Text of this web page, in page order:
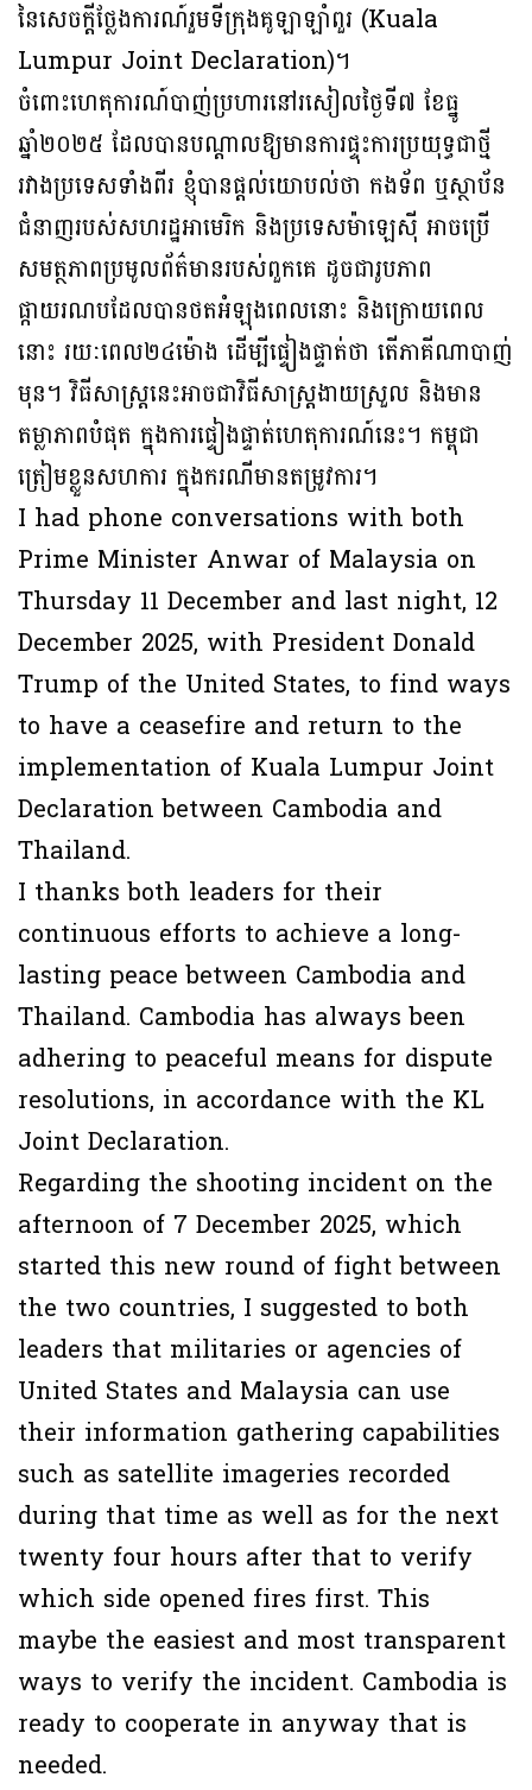
នៃសេចក្ដីថ្លែងការណ៍រួមទីក្រុងគូឡាឡាំពួរ (Kuala
Lumpur Joint Declaration)។
ចំពោះហេតុការណ៍បាញ់ប្រហារនៅរសៀលថ្ងៃទី៧ ខែធ្នូ
ឆ្នាំ២០២៥ ដែលបានបណ្ដាលឱ្យមានការផ្ទុះការប្រយុទ្ធជាថ្មី
រវាងប្រទេសទាំងពីរ ខ្ញុំបានផ្តល់យោបល់ថា កងទ័ព ឬស្ថាប័ន
ជំនាញរបស់សហរដ្ឋអាមេរិក និងប្រទេសម៉ាឡេស៊ី អាចប្រើ
សមត្ថភាពប្រមូលព័ត៌មានរបស់ពួកគេ ដូចជារូបភាព
ផ្កាយរណបដែលបានថតអំឡុងពេលនោះ និងក្រោយពេល
នោះ រយៈពេល២៤ម៉ោង ដើម្បីផ្ទៀងផ្ទាត់ថា តើភាគីណាបាញ់
មុន។ វិធីសាស្រ្តនេះអាចជាវិធីសាស្ត្រងាយស្រួល និងមាន
តម្លាភាពបំផុត ក្នុងការផ្ទៀងផ្ទាត់ហេតុការណ៍នេះ។ កម្ពុជា
ត្រៀមខ្លួនសហការ ក្នុងករណីមានតម្រូវការ។
I had phone conversations with both
Prime Minister Anwar of Malaysia on
Thursday 11 December and last night, 12
December 2025, with President Donald
Trump of the United States, to find ways
to have a ceasefire and return to the
implementation of Kuala Lumpur Joint
Declaration between Cambodia and
Thailand.
I thanks both leaders for their
continuous efforts to achieve a long-
lasting peace between Cambodia and
Thailand. Cambodia has always been
adhering to peaceful means for dispute
resolutions, in accordance with the KL
Joint Declaration.
Regarding the shooting incident on the
afternoon of 7 December 2025, which
started this new round of fight between
the two countries, I suggested to both
leaders that militaries or agencies of
United States and Malaysia can use
their information gathering capabilities
such as satellite imageries recorded
during that time as well as for the next
twenty four hours after that to verify
which side opened fires first. This
maybe the easiest and most transparent
ways to verify the incident. Cambodia is
ready to cooperate in anyway that is
needed.